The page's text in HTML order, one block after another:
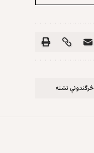
څرگندونې نشته